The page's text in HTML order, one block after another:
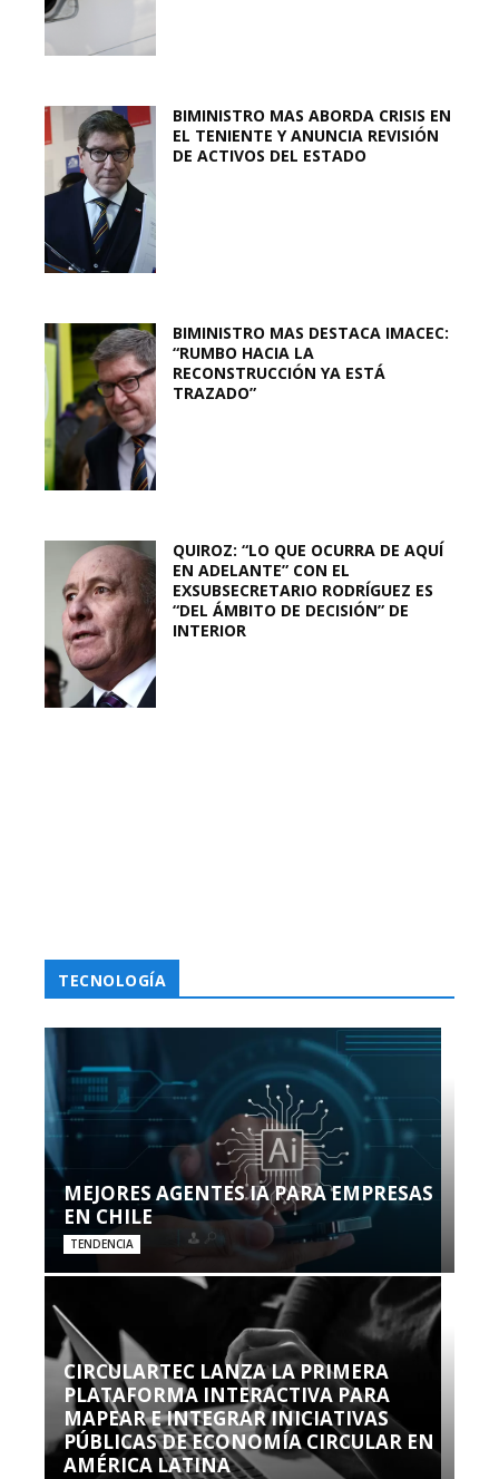
BIMINISTRO MAS ABORDA CRISIS EN
EL TENIENTE Y ANUNCIA REVISIÓN
DE ACTIVOS DEL ESTADO
BIMINISTRO MAS DESTACA IMACEC:
“RUMBO HACIA LA
RECONSTRUCCIÓN YA ESTÁ
TRAZADO”
QUIROZ: “LO QUE OCURRA DE AQUÍ
EN ADELANTE” CON EL
EXSUBSECRETARIO RODRÍGUEZ ES
“DEL ÁMBITO DE DECISIÓN” DE
INTERIOR
TECNOLOGÍA
MEJORES AGENTES IA PARA EMPRESAS
EN CHILE
TENDENCIA
CIRCULARTEC LANZA LA PRIMERA
PLATAFORMA INTERACTIVA PARA
MAPEAR E INTEGRAR INICIATIVAS
PÚBLICAS DE ECONOMÍA CIRCULAR EN
AMÉRICA LATINA